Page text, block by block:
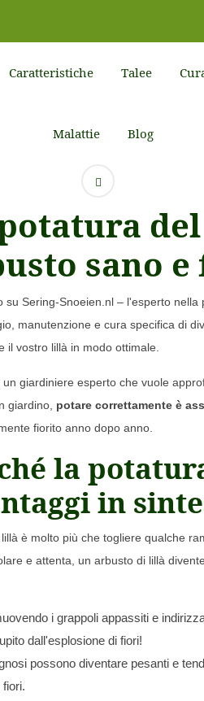
Caratteristiche Talee
Malattie Blog
sano
su Sering-Snoeien.nl – l'esperto
manutenzione e cura specifica di
il vostro lillà in modo ottimale.
un giardiniere esperto che vuole
giardino, potare correttamente è
fiorito anno dopo anno.
la
in
è molto più che togliere qualche
e attenta, un arbusto di lillà
i grappoli appassiti e
dall'esplosione di fiori!
possono diventare pesanti e